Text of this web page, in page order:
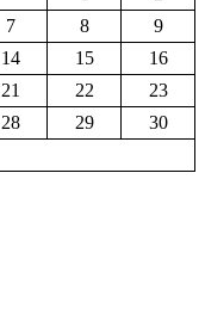
7 8
9
14 15
16
21 22
23
28 29
30